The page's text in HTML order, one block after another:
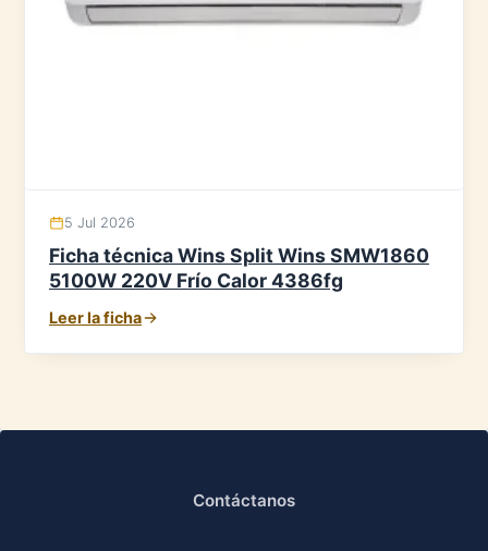
5 Jul 2026
Ficha técnica Wins Split Wins SMW1860
5100W 220V Frío Calor 4386fg
Leer la ficha
Contáctanos